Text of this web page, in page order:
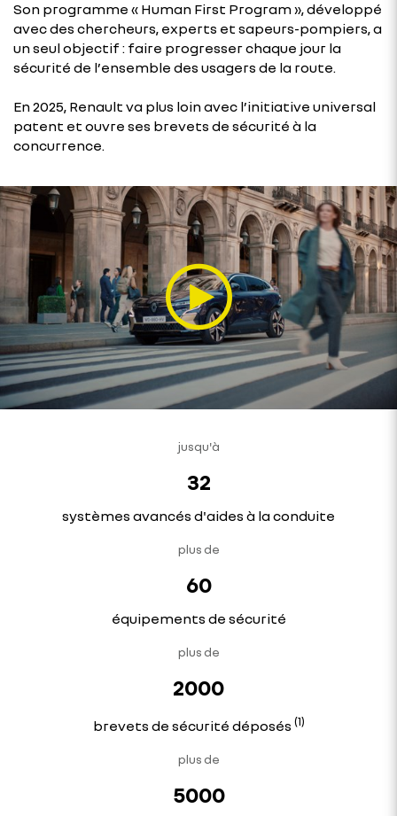
Son programme « Human First Program », développé
avec des chercheurs, experts et sapeurs-pompiers, a
un seul objectif : faire progresser chaque jour la
sécurité de l’ensemble des usagers de la route.
En 2025, Renault va plus loin avec l’initiative universal
patent et ouvre ses brevets de sécurité à la
concurrence.
jusqu'à
32
systèmes avancés d'aides à la conduite
plus de
60
équipements de sécurité
plus de
2000
brevets de sécurité déposés (1)
plus de
5000